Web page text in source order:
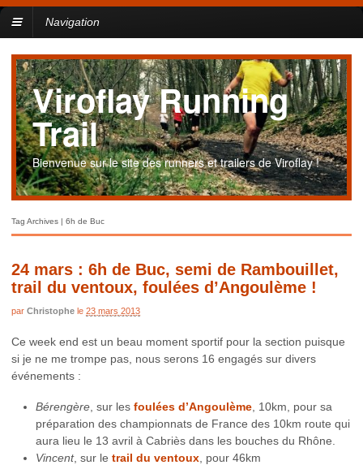
Navigation
Viroflay Running
Trail
Bienvenue sur le site des runners et trailers de Viroflay !
Tag Archives | 6h de Buc
24 mars : 6h de Buc, semi de Rambouillet,
trail du ventoux, foulées d’Angoulème !
par Christophe le 23 mars 2013
Ce week end est un beau moment sportif pour la section puisque
si je ne me trompe pas, nous serons 16 engagés sur divers
événements :
Bérengère , sur les foulées d’Angoulème , 10km, pour sa
préparation des championnats de France des 10km route qui
aura lieu le 13 avril à Cabriès dans les bouches du Rhône.
Vincent, sur le trail du ventoux , pour 46km